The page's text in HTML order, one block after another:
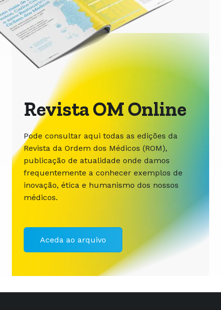
Revista OM Online
Pode consultar aqui todas as edições da
Revista da Ordem dos Médicos (ROM),
publicação de atualidade onde damos
frequentemente a conhecer exemplos de
inovação, ética e humanismo dos nossos
médicos.
Aceda ao arquivo